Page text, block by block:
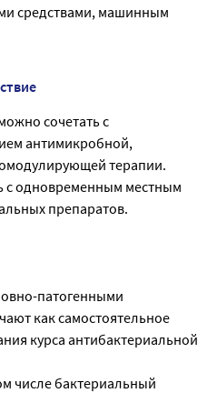
средствами, машинным
сочетать с
антимикробной,
терапии.
с одновременным местным
препаратов.
патогенными
как самостоятельное
курса антибактериальной
числе бактериальный